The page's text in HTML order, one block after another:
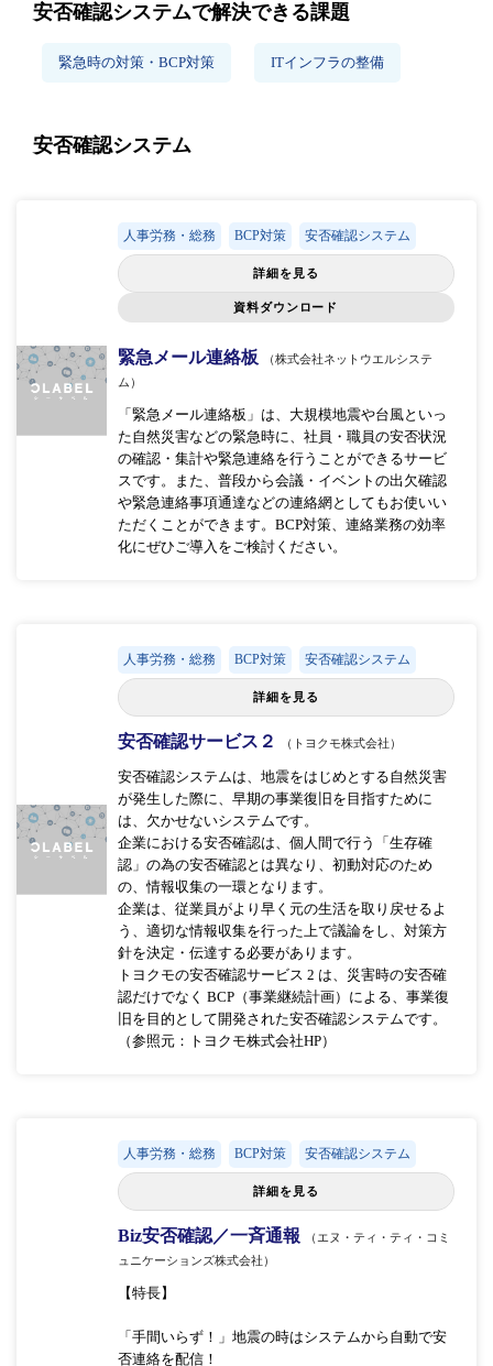
安否確認システムで解決できる課題
緊急時の対策・BCP対策 ITインフラの整備
安否確認システム
人事労務・総務 BCP対策 安否確認システム
詳細を見る
資料ダウンロード
緊急メール連絡板
（株式会社ネットウエルシステ
ム）
「緊急メール連絡板」は、大規模地震や台風といっ
た自然災害などの緊急時に、社員・職員の安否状況
の確認・集計や緊急連絡を行うことができるサービ
スです。また、普段から会議・イベントの出欠確認
や緊急連絡事項通達などの連絡網としてもお使いい
ただくことができます。BCP対策、連絡業務の効率
化にぜひご導入をご検討ください。
人事労務・総務 BCP対策 安否確認システム
詳細を見る
安否確認サービス２ （トヨクモ株式会社）
安否確認システムは、地震をはじめとする自然災害
が発生した際に、早期の事業復旧を目指すために
は、欠かせないシステムです。
企業における安否確認は、個人間で行う「生存確
認」の為の安否確認とは異なり、初動対応のため
の、情報収集の一環となります。
企業は、従業員がより早く元の生活を取り戻せるよ
う、適切な情報収集を行った上で議論をし、対策方
針を決定・伝達する必要があります。
トヨクモの安否確認サービス 2 は、災害時の安否確
認だけでなく BCP（事業継続計画）による、事業復
旧を目的として開発された安否確認システムです。
（参照元：トヨクモ株式会社HP）
人事労務・総務 BCP対策 安否確認システム
詳細を見る
Biz安否確認／一斉通報
（エヌ・ティ・ティ・コミ
ュニケーションズ株式会社）
【特長】
「手間いらず！」地震の時はシステムから自動で安
否連絡を配信！